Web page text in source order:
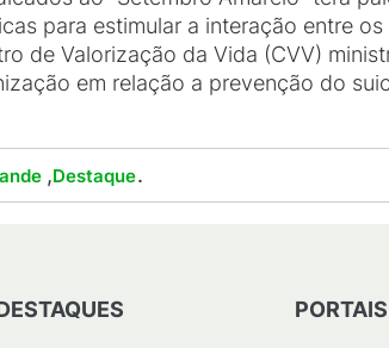
para estimular a interação entre
de Valorização da Vida (CVV)
em relação a prevenção do
,Destaque.
PORTAIS